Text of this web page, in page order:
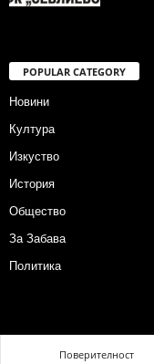
POPULAR CATEGORY
Новини
Култура
Изкуство
История
Общество
За Забава
Политика
Поверителност